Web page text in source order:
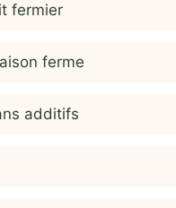
fermier
ferme
additifs